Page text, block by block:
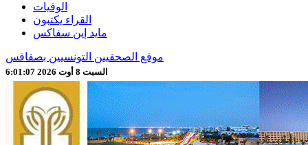
الوفيات
القراء يكتبون
مايد إين سفاكس
موقع الصحفيين التونسيين بصفاقس
السبت 8 أوت 2026 6:01:09